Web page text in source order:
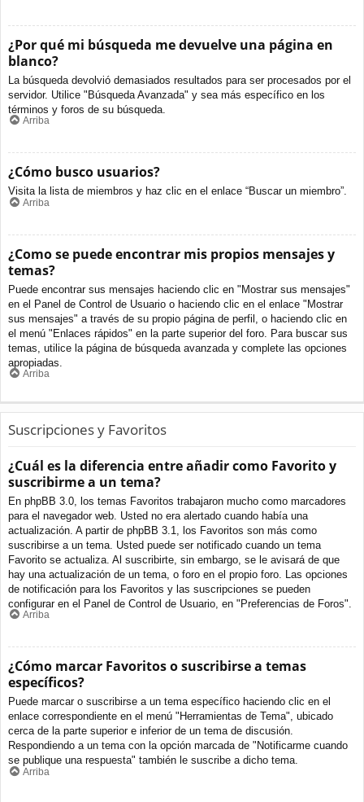
¿Por qué mi búsqueda me devuelve una página en
blanco?
La búsqueda devolvió demasiados resultados para ser procesados por el
servidor. Utilice "Búsqueda Avanzada" y sea más específico en los
términos y foros de su búsqueda.
Arriba
¿Cómo busco usuarios?
Visita la lista de miembros y haz clic en el enlace “Buscar un miembro”.
Arriba
¿Como se puede encontrar mis propios mensajes y
temas?
Puede encontrar sus mensajes haciendo clic en "Mostrar sus mensajes"
en el Panel de Control de Usuario o haciendo clic en el enlace "Mostrar
sus mensajes" a través de su propio página de perfil, o haciendo clic en
el menú "Enlaces rápidos" en la parte superior del foro. Para buscar sus
temas, utilice la página de búsqueda avanzada y complete las opciones
apropiadas.
Arriba
Suscripciones y Favoritos
¿Cuál es la diferencia entre añadir como Favorito y
suscribirme a un tema?
En phpBB 3.0, los temas Favoritos trabajaron mucho como marcadores
para el navegador web. Usted no era alertado cuando había una
actualización. A partir de phpBB 3.1, los Favoritos son más como
suscribirse a un tema. Usted puede ser notificado cuando un tema
Favorito se actualiza. Al suscribirte, sin embargo, se le avisará de que
hay una actualización de un tema, o foro en el propio foro. Las opciones
de notificación para los Favoritos y las suscripciones se pueden
configurar en el Panel de Control de Usuario, en "Preferencias de Foros".
Arriba
¿Cómo marcar Favoritos o suscribirse a temas
específicos?
Puede marcar o suscribirse a un tema específico haciendo clic en el
enlace correspondiente en el menú "Herramientas de Tema", ubicado
cerca de la parte superior e inferior de un tema de discusión.
Respondiendo a un tema con la opción marcada de "Notificarme cuando
se publique una respuesta" también le suscribe a dicho tema.
Arriba